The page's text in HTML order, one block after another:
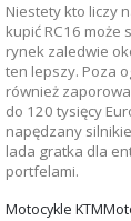
Niestety kto liczy
kupić RC16 może
rynek zaledwie
ten lepszy. Poza
również
do 120 tysięcy
napędzany
lada gratka dla
portfelami.
Motocykle KTM